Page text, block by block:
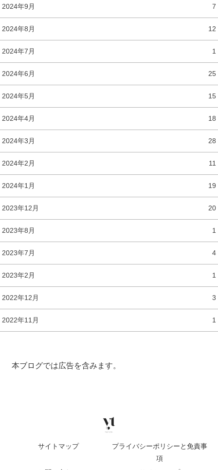
2024年9月 7
2024年8月 12
2024年7月 1
2024年6月 25
2024年5月 15
2024年4月 18
2024年3月 28
2024年2月 11
2024年1月 19
2023年12月 20
2023年8月 1
2023年7月 4
2023年2月 1
2022年12月 3
2022年11月 1
本ブログでは広告を含みます。
サイトマップ
プライバシーポリシーと免責事
項